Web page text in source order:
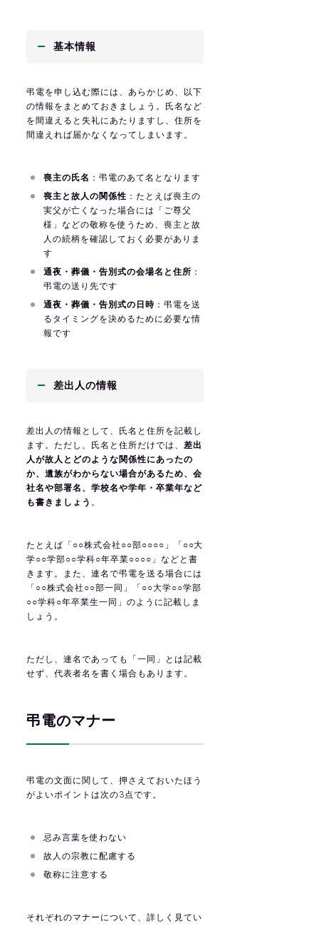
基本情報
弔電を申し込む際には、あらかじめ、以下
の情報をまとめておきましょう。氏名など
を間違えると失礼にあたりますし、住所を
間違えれば届かなくなってしまいます。
喪主の氏名 ：弔電のあて名となります
喪主と故人の関係性 ：たとえば喪主の
実父が亡くなった場合には「ご尊父
様」などの敬称を使うため、喪主と故
人の続柄を確認しておく必要がありま
す
通夜・葬儀・告別式の会場名と住所 ：
弔電の送り先です
通夜・葬儀・告別式の日時：弔電を送
るタイミングを決めるために必要な情
報です
差出人の情報
差出人の情報として、氏名と住所を記載し
ます。ただし、氏名と住所だけでは、 差出
人が故人とどのような関係性にあったの
か、遺族がわからない場合があるため、会
社名や部署名、学校名や学年・卒業年など
も書きましょう 。
たとえば「○○株式会社○○部○○○○」「○○大
学○○学部○○学科○年卒業○○○○」などと書
きます。また、連名で弔電を送る場合には
「○○株式会社○○部一同」「○○大学○○学部
○○学科○年卒業生一同」のように記載しま
しょう。
ただし、連名であっても「一同」とは記載
せず、代表者名を書く場合もあります。
弔電のマナー
弔電の文面に関して、押さえておいたほう
がよいポイントは次の3点です。
忌み言葉を使わない
故人の宗教に配慮する
敬称に注意する
それぞれのマナーについて、詳しく見てい